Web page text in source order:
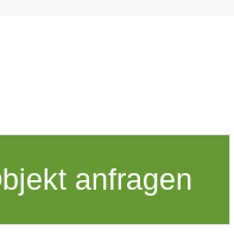
anfragen